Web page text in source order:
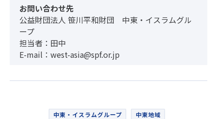
お問い合わせ先
公益財団法人 笹川平和財団 中東・イスラムグル
ープ
担当者：田中
E-mail：west-asia@spf.or.jp
中東・イスラムグループ 中東地域